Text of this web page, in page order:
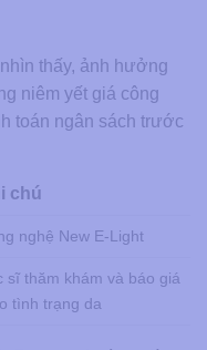
thấy, ảnh hưởng
niêm yết giá công
toán ngân sách trước
chú
nghệ New E-Light
sĩ thăm khám và báo giá
tình trạng da